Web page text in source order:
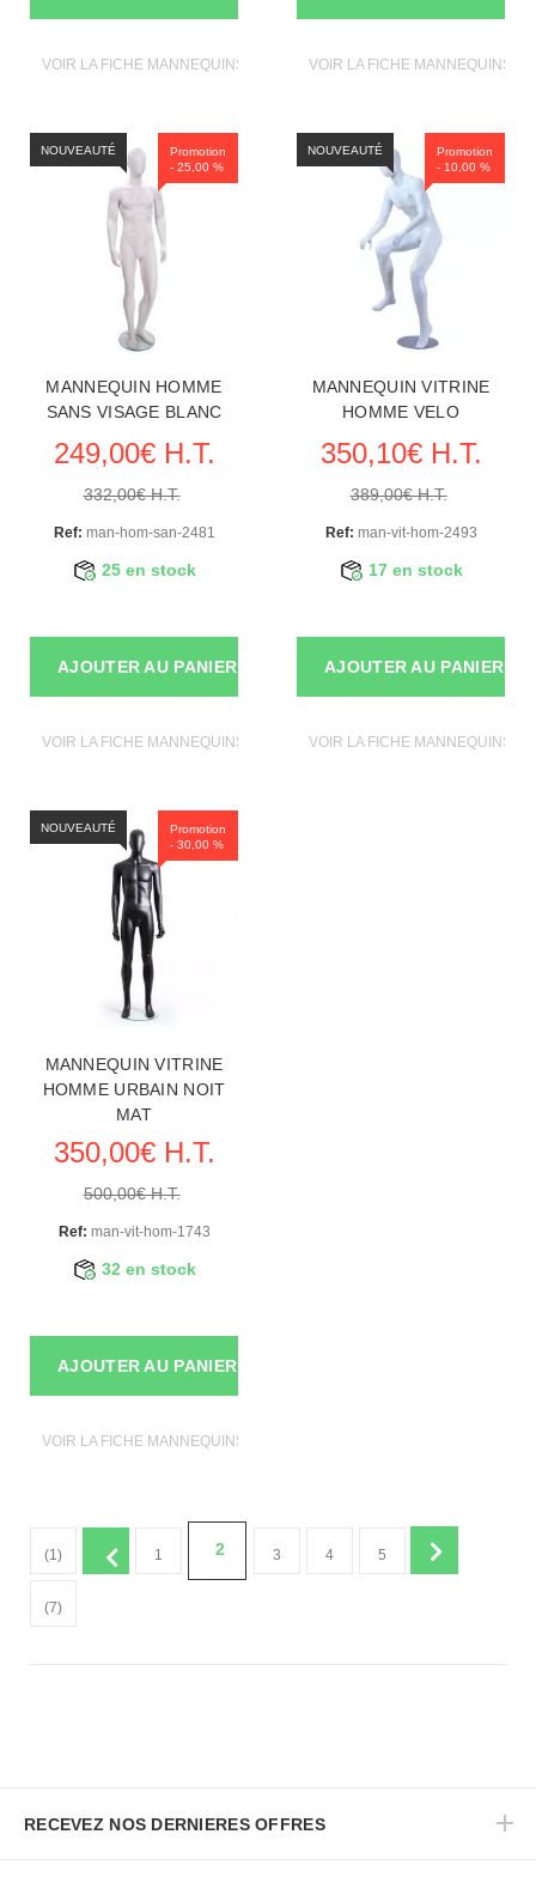
VOIR LA FICHE MANNEQUINS VITRINE VOIR LA FICHE MANNEQUINS
Promotion
- 25,00 %
NOUVEAUTÉ
MANNEQUIN HOMME
SANS VISAGE BLANC
249,00€ H.T.
332,00€ H.T.
Ref: man-hom-san-2481
25 en stock
AJOUTER AU PANIER
VOIR LA FICHE MANNEQUINS VITRINE
Promotion
- 10,00 %
NOUVEAUTÉ
MANNEQUIN VITRINE
HOMME VELO
350,10€ H.T.
389,00€ H.T.
Ref: man-vit-hom-2493
17 en stock
AJOUTER AU PANIER
VOIR LA FICHE MANNEQUINS
Promotion
- 30,00 %
NOUVEAUTÉ
MANNEQUIN VITRINE
HOMME URBAIN NOIT
MAT
350,00€ H.T.
500,00€ H.T.
Ref: man-vit-hom-1743
32 en stock
AJOUTER AU PANIER
VOIR LA FICHE MANNEQUINS VITRINE
(1) 1 2 3 4 5
(7)
RECEVEZ NOS DERNIERES OFFRES